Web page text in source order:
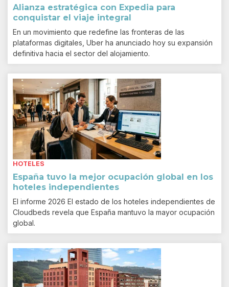
Alianza estratégica con Expedia para
conquistar el viaje integral
En un movimiento que redefine las fronteras de las
plataformas digitales, Uber ha anunciado hoy su expansión
definitiva hacia el sector del alojamiento.
HOTELES
España tuvo la mejor ocupación global en los
hoteles independientes
El informe 2026 El estado de los hoteles independientes de
Cloudbeds revela que España mantuvo la mayor ocupación
global.